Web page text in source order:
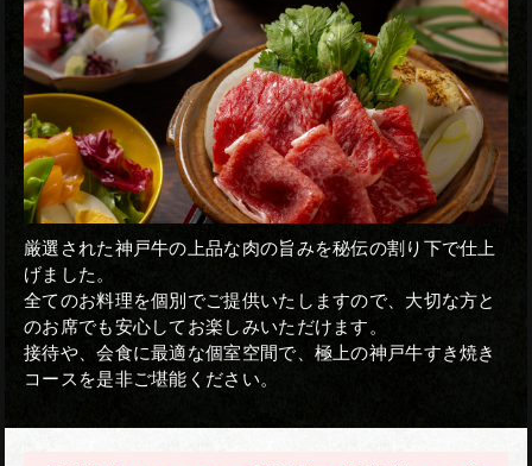
厳選された神戸牛の上品な肉の旨みを秘伝の割り下で仕上
げました。
全てのお料理を個別でご提供いたしますので、大切な方と
のお席でも安心してお楽しみいただけます。
接待や、会食に最適な個室空間で、極上の神戸牛すき焼き
コースを是非ご堪能ください。